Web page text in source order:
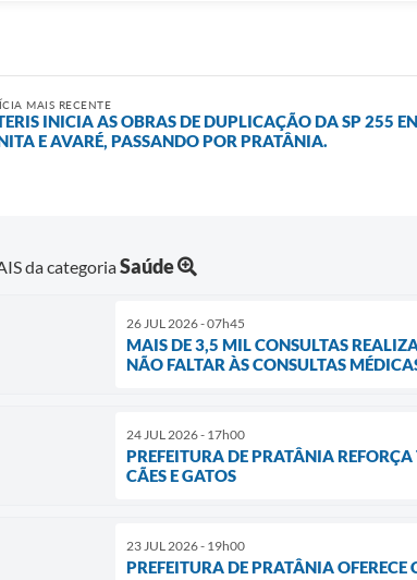
MAIS RECENTE
INICIA AS OBRAS DE DUPLICAÇÃO DA SP 255
E AVARÉ, PASSANDO POR PRATÂNIA.
da categoriaSaúde
26 JUL 2026 - 07h45
MAIS DE 3,5 MIL CONSULTAS
NÃO FALTAR ÀS CONSULTAS
24 JUL 2026 - 17h00
PREFEITURA DE PRATÂNIA
CÃES E GATOS
23 JUL 2026 - 19h00
PREFEITURA DE PRATÂNIA